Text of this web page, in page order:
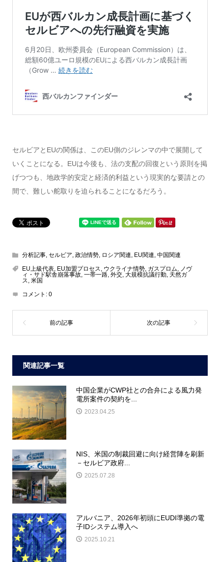
セルビアとEUの関係は、このEU側のジレンマの中で展開して
いくことになる。EUは今後も、法の支配の回復という原則を掲
げつつも、地政学的安定と経済的利益という現実的な要請との
間で、難しい舵取りを迫られることになるだろう。
分析記事, セルビア, 政治情勢, ロシア関連, EU関連, 中国関連
EU上級代表, EU加盟プロセス, ウクライナ情勢, ガスプロム, ノヴ
ィ・サド駅舎崩落事故, 一帯一路, 外交, 大規模抗議行動, 天然ガ
ス, 米国
コメント: 0
関連記事一覧
中国企業がCWP社との合弁による風力発
電所案件の契約を...
2023.04.25
NIS、米国の制裁回避に向け経営陣を刷新
－セルビア政府...
2025.07.28
アルバニア、2026年初頭にEUDI準拠の電
子IDシステム導入へ
2025.10.21